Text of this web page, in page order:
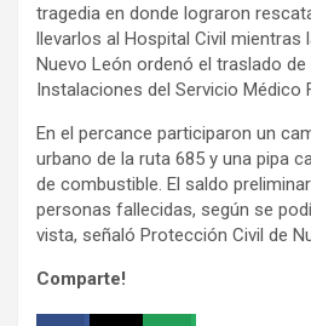
tragedia en donde lograron
llevarlos al Hospital Civil mientras
Nuevo León ordenó el traslado
Instalaciones del Servicio Médico
En el percance participaron un
urbano de la ruta 685 y una pipa
de combustible. El saldo
personas fallecidas, según se
vista, señaló Protección Civil de
Comparte!